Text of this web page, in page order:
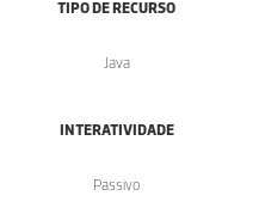
TIPO DE RECURSO
Java
INTERATIVIDADE
Passivo